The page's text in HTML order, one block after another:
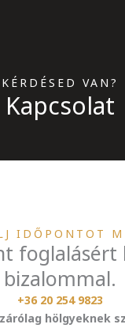
KÉRDÉSED VAN?
Kapcsolat
IDŐPONTOT
foglalásért
bizalommal.
+36 20 254 9823
hölgyeknek